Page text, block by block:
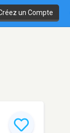
un Compte